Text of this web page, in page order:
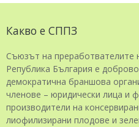
Какво е СППЗ
Съюзът на преработвателите
Република България е
демократична браншова
членове – юридически лица и
производители на
лиофилизирани плодове и